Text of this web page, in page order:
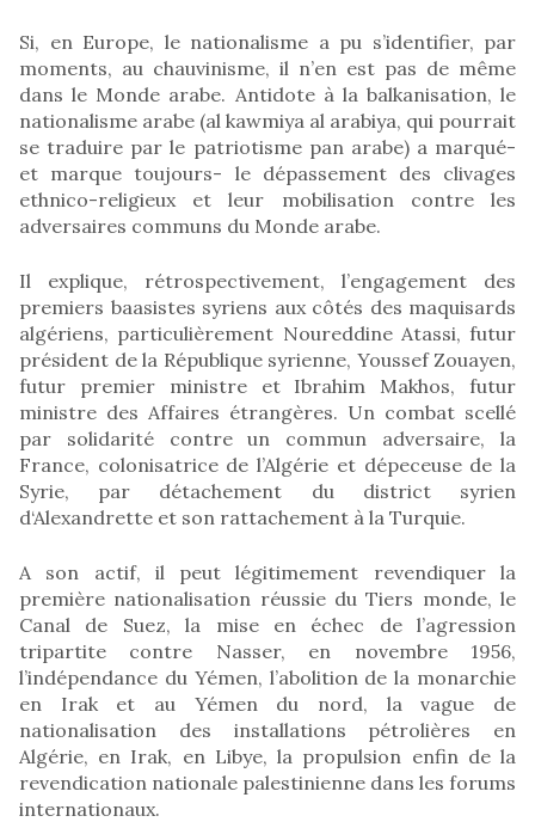
Si, en Europe, le nationalisme a pu s’identifier, par
moments, au chauvinisme, il n’en est pas de même
dans le Monde arabe. Antidote à la balkanisation, le
nationalisme arabe (al kawmiya al arabiya, qui pourrait
se traduire par le patriotisme pan arabe) a marqué-
et marque toujours- le dépassement des clivages
ethnico-religieux et leur mobilisation contre les
adversaires communs du Monde arabe.
Il explique, rétrospectivement, l’engagement des
premiers baasistes syriens aux côtés des maquisards
algériens, particulièrement Noureddine Atassi, futur
président de la République syrienne, Youssef Zouayen,
futur premier ministre et Ibrahim Makhos, futur
ministre des Affaires étrangères. Un combat scellé
par solidarité contre un commun adversaire, la
France, colonisatrice de l’Algérie et dépeceuse de la
Syrie, par détachement du district syrien
d‘Alexandrette et son rattachement à la Turquie.
A son actif, il peut légitimement revendiquer la
première nationalisation réussie du Tiers monde, le
Canal de Suez, la mise en échec de l’agression
tripartite contre Nasser, en novembre 1956,
l’indépendance du Yémen, l’abolition de la monarchie
en Irak et au Yémen du nord, la vague de
nationalisation des installations pétrolières en
Algérie, en Irak, en Libye, la propulsion enfin de la
revendication nationale palestinienne dans les forums
internationaux.